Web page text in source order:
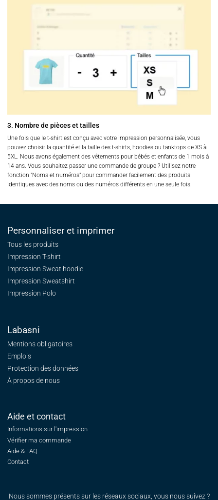
3. Nombre de pièces et tailles
Une fois que le t-shirt est conçu avec votre impression personnalisée, vous
pouvez choisir la quantité et la taille des t-shirts, hoodies ou tanktops de XS à
5XL. Nous avons également des vêtements pour bébés et enfants de 1 mois à
14 ans. Vous souhaitez passer une commande de groupe ? Utilisez notre
fonction "Noms et numéros" pour commander facilement des produits
identiques avec des noms ou des numéros différents en une seule fois.
Personnaliser et imprimer
Tous les produits
Impression T-shirt
Impression Sweat hoodie
Impression Sweatshirt
Impression Polo
Labasni
Mentions obligatoires
Emplois
Protection des données
À propos de nous
Aide et contact
Informations sur l'impression
Vérifier ma commande
Aide & FAQ
Contact
Nous sommes présents sur les réseaux sociaux, vous nous suivez ?